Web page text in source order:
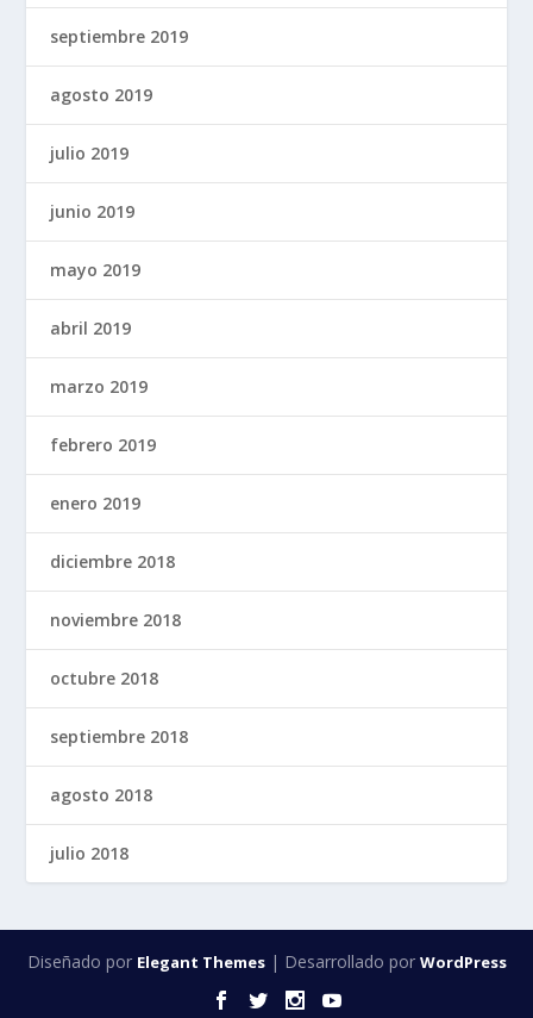
septiembre 2019
agosto 2019
julio 2019
junio 2019
mayo 2019
abril 2019
marzo 2019
febrero 2019
enero 2019
diciembre 2018
noviembre 2018
octubre 2018
septiembre 2018
agosto 2018
julio 2018
Diseñado por Elegant Themes| Desarrollado por WordPress